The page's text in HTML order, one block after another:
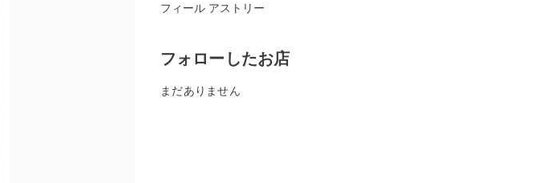
フィール アストリー
フォローしたお店
まだありません